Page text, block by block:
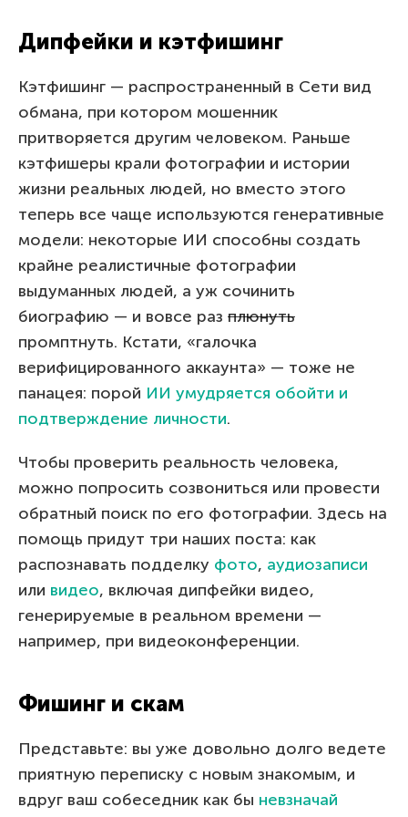
Дипфейки и кэтфишинг
Кэтфишинг — распространенный в Сети вид
обмана, при котором мошенник
притворяется другим человеком. Раньше
кэтфишеры крали фотографии и истории
жизни реальных людей, но вместо этого
теперь все чаще используются генеративные
модели: некоторые ИИ способны создать
крайне реалистичные фотографии
выдуманных людей, а уж сочинить
биографию — и вовсе раз плюнуть
промптнуть. Кстати, «галочка
верифицированного аккаунта» — тоже не
панацея: порой ИИ умудряется обойти и
подтверждение личности.
Чтобы проверить реальность человека,
можно попросить созвониться или провести
обратный поиск по его фотографии. Здесь на
помощь придут три наших поста: как
распознавать подделку фото, аудиозаписи
или видео, включая дипфейки видео,
генерируемые в реальном времени —
например, при видеоконференции.
Фишинг и скам
Представьте: вы уже довольно долго ведете
приятную переписку с новым знакомым, и
вдруг ваш собеседник как бы невзначай